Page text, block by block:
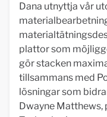
Dana utnyttja vår
plattor som
gör stacken
tillsammans med
lösningar som
Dwayne Matthews,